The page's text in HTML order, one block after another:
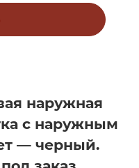
наружная
с наружным
— черный.